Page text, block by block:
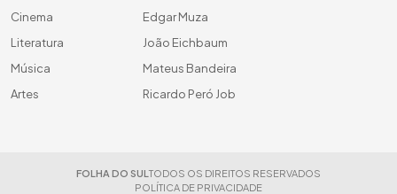
Cinema
Literatura
Música
Artes
Edgar Muza
João Eichbaum
Mateus Bandeira
Ricardo Peró Job
FOLHA DO SUL TODOS OS DIREITOS RESERVADOS
POLÍTICA DE PRIVACIDADE